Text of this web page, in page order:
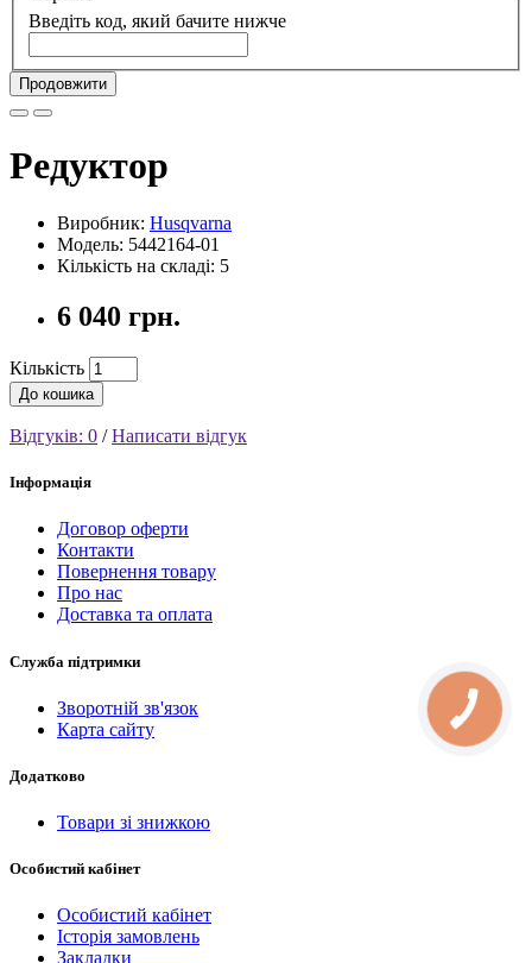
Введіть код, який бачите нижче
Продовжити
Редуктор
Виробник: Husqvarna
Модель: 5442164-01
Кількість на складі: 5
6 040 грн.
Кількість
До кошика
Відгуків: 0 /Написати відгук
Інформація
Договор оферти
Контакти
Повернення товару
Про нас
Доставка та оплата
Служба підтримки
Зворотній зв'язок
Карта сайту
Додатково
Товари зі знижкою
Особистий кабінет
Особистий кабінет
Історія замовлень
Закладки